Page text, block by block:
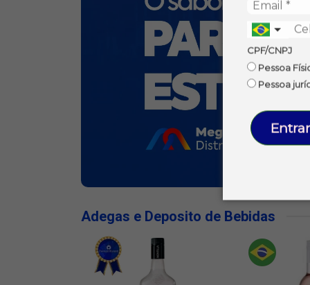
CPF/CNPJ
Pessoa
Pessoa
Adegas e Deposito de Bebidas